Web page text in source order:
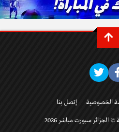
الخصوصية إتصل بنا
سبورت مباشر 2026